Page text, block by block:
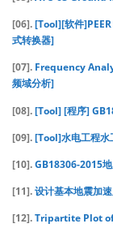
[06].[Tool][软件
式转换器]
[07]. Frequency
频域分析]
[08].[Tool] [程序]
[09].[Tool]水电工程水
[10].GB18306-2015
[11].设计基本地震加
[12].Tripartite Plot of